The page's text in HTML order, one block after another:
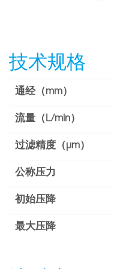
技术规格
通经（mm）
流量（L/min）
过滤精度（µm）
公称压力
初始压降
最大压降